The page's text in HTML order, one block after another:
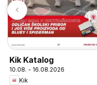
Kik Katalog
10.08. - 16.08.2026
Kik